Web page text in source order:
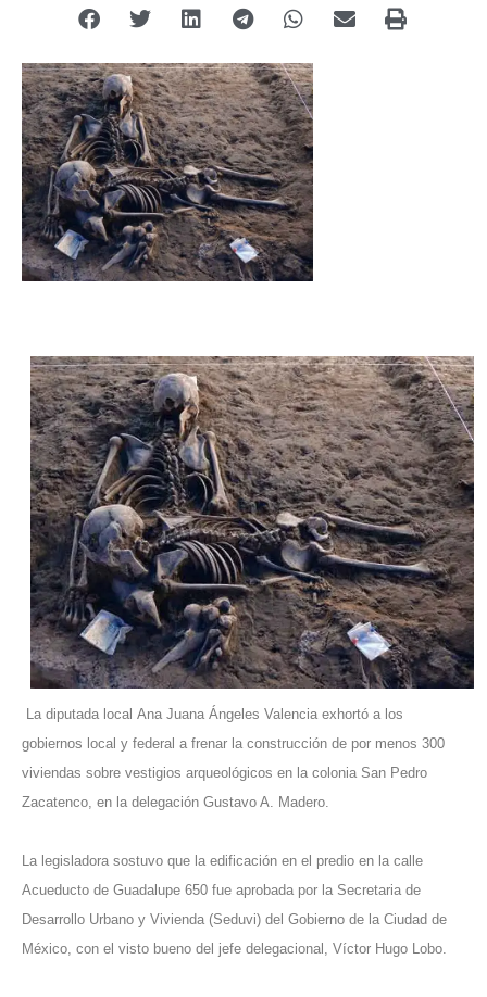
La diputada local Ana Juana Ángeles Valencia exhortó a los
gobiernos local y federal a frenar la construcción de por menos 300
viviendas sobre vestigios arqueológicos en la colonia San Pedro
Zacatenco, en la delegación Gustavo A. Madero.
La legisladora sostuvo que la edificación en el predio en la calle
Acueducto de Guadalupe 650 fue aprobada por la Secretaria de
Desarrollo Urbano y Vivienda (Seduvi) del Gobierno de la Ciudad de
México, con el visto bueno del jefe delegacional, Víctor Hugo Lobo.